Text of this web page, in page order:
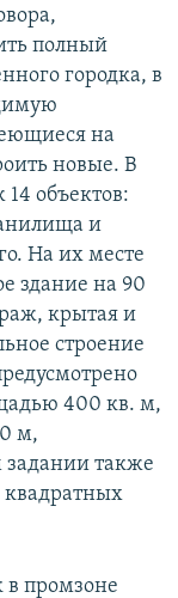
полный
городка, в
на
новые. В
объектов:
и
На их месте
здание на 90
крытая и
строение
400 кв. м,
м,
также
квадратных
в промзоне